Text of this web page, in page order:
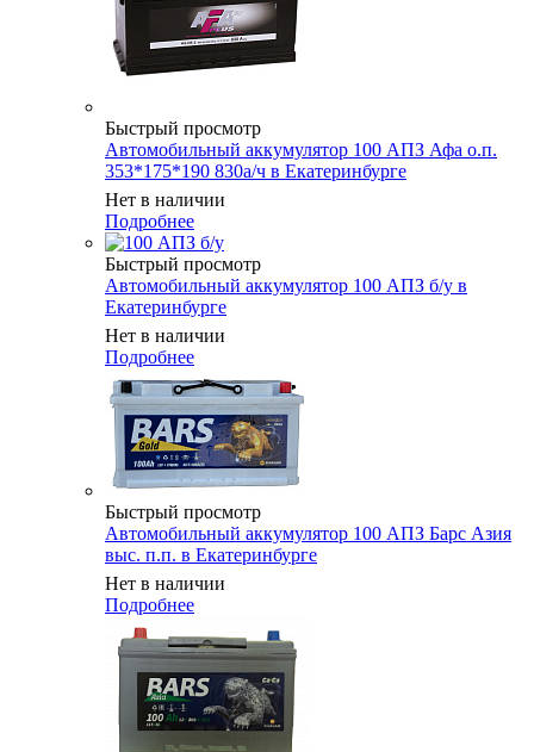
Быстрый просмотр
Автомобильный аккумулятор 100 АПЗ Афа о.п.
353*175*190 830а/ч в Екатеринбурге
Нет в наличии
Подробнее
Быстрый просмотр
Автомобильный аккумулятор 100 АПЗ б/у в
Екатеринбурге
Нет в наличии
Подробнее
Быстрый просмотр
Автомобильный аккумулятор 100 АПЗ Барс Азия
выс. п.п. в Екатеринбурге
Нет в наличии
Подробнее